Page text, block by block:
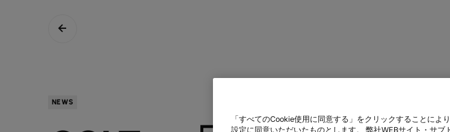
NEWS
「すべてのCookie使用に同意する」をクリックすることによ
設定に同意いただいたものとします。 弊社WEBサイト・サ